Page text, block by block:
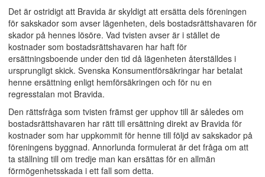
Det är ostridigt att Bravida är skyldigt att ersätta dels föreningen
för sakskador som avser lägenheten, dels bostadsrättshavaren för
skador på hennes lösöre. Vad tvisten avser är i stället de
kostnader som bostadsrättshavaren har haft för
ersättningsboende under den tid då lägenheten återställdes i
ursprungligt skick. Svenska Konsumentförsäkringar har betalat
henne ersättning enligt hemförsäkringen och för nu en
regresstalan mot Bravida.
Den rättsfråga som tvisten främst ger upphov till är således om
bostadsrättshavaren har rätt till ersättning direkt av Bravida för
kostnader som har uppkommit för henne till följd av sakskador på
föreningens byggnad. Annorlunda formulerat är det fråga om att
ta ställning till om tredje man kan ersättas för en allmän
förmögenhetsskada i ett fall som detta.